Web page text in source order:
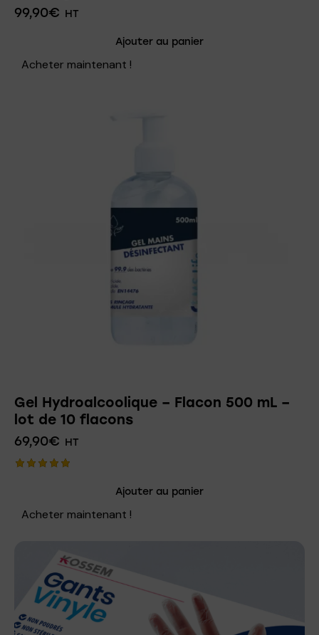
99,90€ HT
Ajouter au panier
Acheter maintenant !
Gel Hydroalcoolique – Flacon 500 mL –
lot de 10 flacons
69,90€ HT
Ajouter au panier
Acheter maintenant !